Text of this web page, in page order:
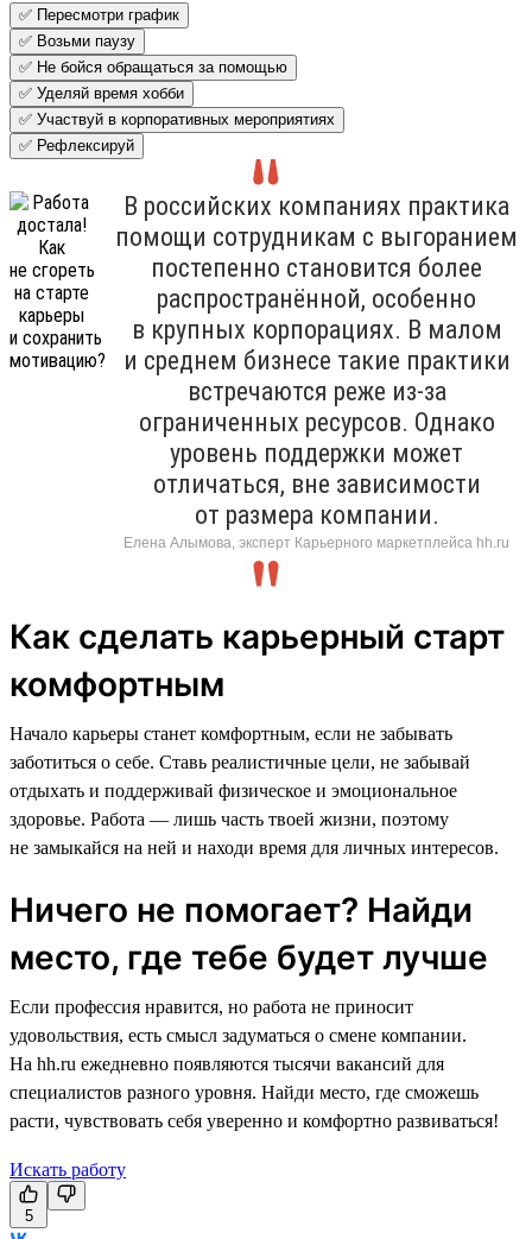
✅ Пересмотри график
✅ Возьми паузу
✅ Не бойся обращаться за помощью
✅ Уделяй время хобби
✅ Участвуй в корпоративных мероприятиях
✅ Рефлексируй
В российских компаниях практика
помощи сотрудникам с выгоранием
постепенно становится более
распространённой, особенно
в крупных корпорациях. В малом
и среднем бизнесе такие практики
встречаются реже из-за
ограниченных ресурсов. Однако
уровень поддержки может
отличаться, вне зависимости
от размера компании.
Елена Алымова, эксперт Карьерного маркетплейса hh.ru
Как сделать карьерный старт
комфортным
Начало карьеры станет комфортным, если не забывать
заботиться о себе. Ставь реалистичные цели, не забывай
отдыхать и поддерживай физическое и эмоциональное
здоровье. Работа — лишь часть твоей жизни, поэтому
не замыкайся на ней и находи время для личных интересов.
Ничего не помогает? Найди
место, где тебе будет лучше
Если профессия нравится, но работа не приносит
удовольствия, есть смысл задуматься о смене компании.
На hh.ru ежедневно появляются тысячи вакансий для
специалистов разного уровня. Найди место, где сможешь
расти, чувствовать себя уверенно и комфортно развиваться!
Искать работу
5